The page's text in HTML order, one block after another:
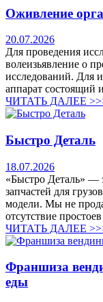
Оживление
20.07.2026
Для проведения
волеизьявление о
исследований. Для
аппарат состоящий
ЧИТАТЬ ДАЛЕЕ
Быстро Деталь
18.07.2026
«Быстро Деталь» —
запчастей для
модели. Мы не
отсутствие
ЧИТАТЬ ДАЛЕЕ
Франшиза
еды